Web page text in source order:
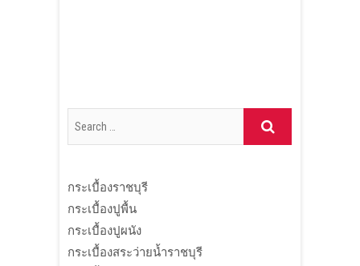
กระเบื้องราชบุรี
กระเบื้องปูพื้น
กระเบื้องปูผนัง
กระเบื้องสระว่ายน้ำราชบุรี